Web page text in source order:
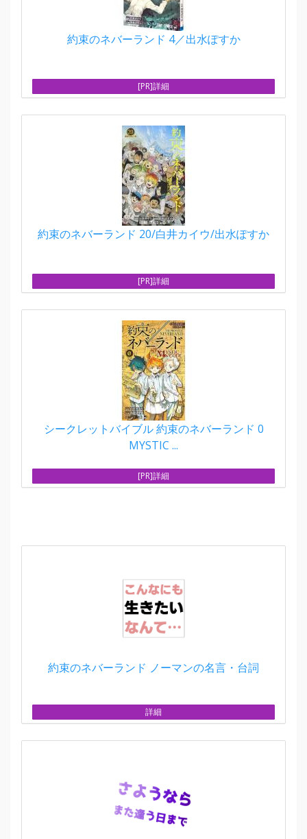
約束のネバーランド 4／出水ぽすか
[PR]詳細
約束のネバーランド 20/白井カイウ/出水ぽすか
[PR]詳細
シークレットバイブル 約束のネバーランド 0
MYSTIC ...
[PR]詳細
約束のネバーランド ノーマンの名言・台詞
詳細